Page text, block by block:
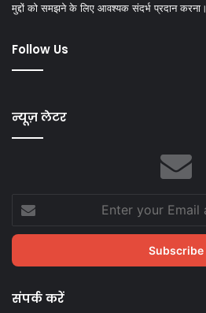
मुद्दों को समझने के लिए आवश्यक संदर्भ प्रदान करना।
Follow Us
न्यूज़ लेटर
your
Email
संपर्क करें